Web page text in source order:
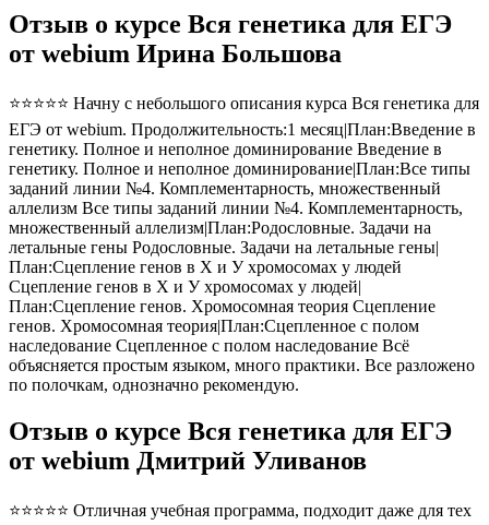
Отзыв о курсе Вся генетика для ЕГЭ
от webium Ирина Большова
⭐⭐⭐⭐⭐ Начну с небольшого описания курса Вся генетика для
ЕГЭ от webium. Продолжительность:1 месяц|План:Введение в
генетику. Полное и неполное доминирование Введение в
генетику. Полное и неполное доминирование|План:Все типы
заданий линии №4. Комплементарность, множественный
аллелизм Все типы заданий линии №4. Комплементарность,
множественный аллелизм|План:Родословные. Задачи на
летальные гены Родословные. Задачи на летальные гены|
План:Сцепление генов в Х и У хромосомах у людей
Сцепление генов в Х и У хромосомах у людей|
План:Сцепление генов. Хромосомная теория Сцепление
генов. Хромосомная теория|План:Сцепленное с полом
наследование Сцепленное с полом наследование Всё
объясняется простым языком, много практики. Все разложено
по полочкам, однозначно рекомендую.
Отзыв о курсе Вся генетика для ЕГЭ
от webium Дмитрий Уливанов
⭐⭐⭐⭐⭐ Отличная учебная программа, подходит даже для тех